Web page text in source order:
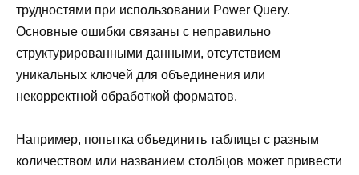
трудностями при использовании Power Query.
Основные ошибки связаны с неправильно
структурированными данными, отсутствием
уникальных ключей для объединения или
некорректной обработкой форматов.
Например, попытка объединить таблицы с разным
количеством или названием столбцов может привести